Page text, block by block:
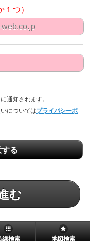
１つ）
通知されます。
についてはプライバシーポ
る
む
線検索 地図検索